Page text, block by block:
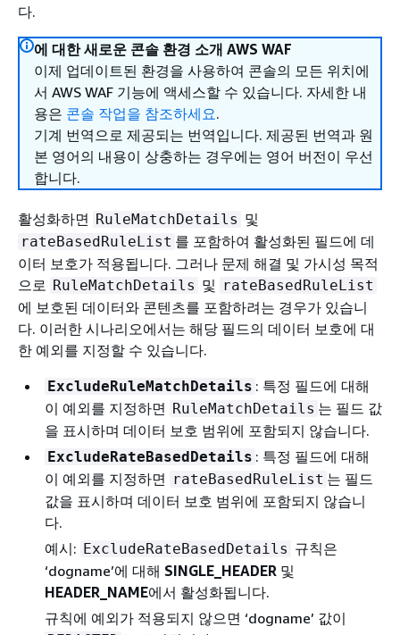
다.
에 대한 새로운 콘솔 환경 소개 AWS WAF
이제 업데이트된 환경을 사용하여 콘솔의 모든 위치에
서 AWS WAF 기능에 액세스할 수 있습니다. 자세한 내
용은 콘솔 작업을 참조하세요.
기계 번역으로 제공되는 번역입니다. 제공된 번역과 원
본 영어의 내용이 상충하는 경우에는 영어 버전이 우선
합니다.
활성화하면 RuleMatchDetails 및
rateBasedRuleList 를 포함하여 활성화된 필드에 데
이터 보호가 적용됩니다. 그러나 문제 해결 및 가시성 목적
으로 RuleMatchDetails 및 rateBasedRuleList
에 보호된 데이터와 콘텐츠를 포함하려는 경우가 있습니
다. 이러한 시나리오에서는 해당 필드의 데이터 보호에 대
한 예외를 지정할 수 있습니다.
ExcludeRuleMatchDetails : 특정 필드에 대해
이 예외를 지정하면 RuleMatchDetails 는 필드 값
을 표시하며 데이터 보호 범위에 포함되지 않습니다.
ExcludeRateBasedDetails : 특정 필드에 대해
이 예외를 지정하면 rateBasedRuleList 는 필드
값을 표시하며 데이터 보호 범위에 포함되지 않습니
다.
예시: ExcludeRateBasedDetails 규칙은
‘dogname’에 대해 SINGLE_HEADER 및
HEADER_NAME에서 활성화됩니다.
규칙에 예외가 적용되지 않으면 ‘dogname’ 값이